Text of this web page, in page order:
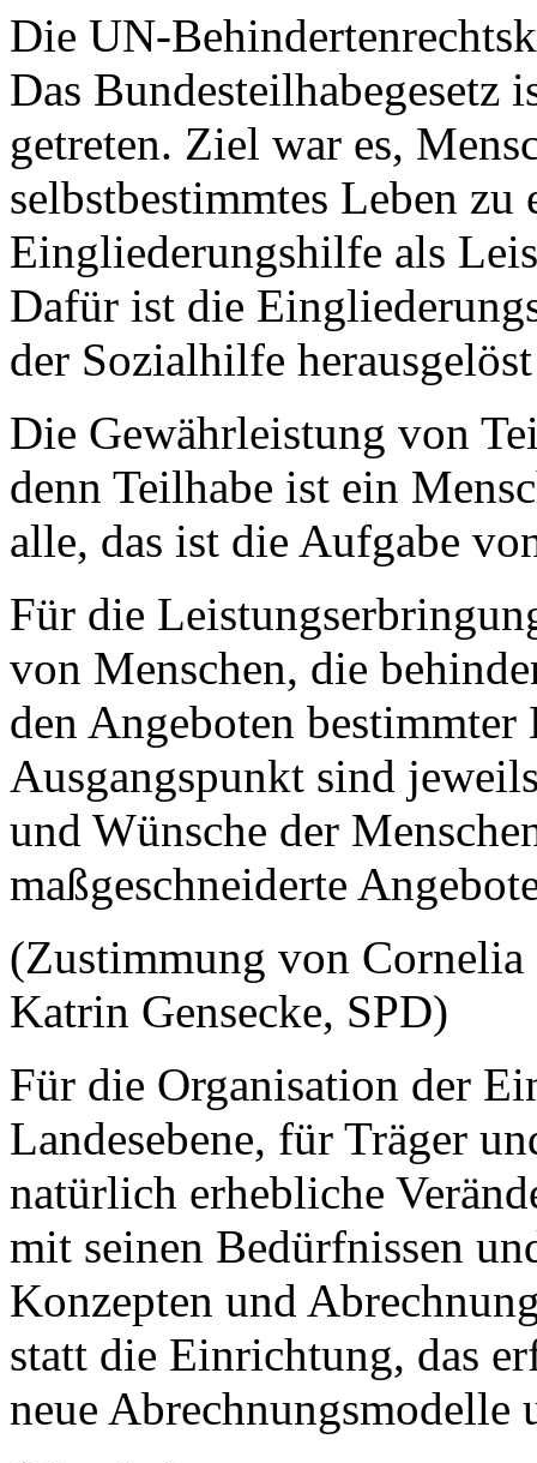
Die UN-
Das Bundesteilhabegesetz
getreten. Ziel war es,
selbstbestimmtes Leben
Eingliederungshilfe als
Dafür ist die
der Sozialhilfe
Die Gewährleistung von
denn Teilhabe ist ein
alle, das ist die Aufgabe
Für die
von Menschen, die
den Angeboten
Ausgangspunkt sind
und Wünsche der
maßgeschneiderte
(Zustimmung von
Katrin Gensecke, SPD)
Für die Organisation der
Landesebene, für Träger
natürlich erhebliche
mit seinen Bedürfnissen
Konzepten und
statt die Einrichtung, das
neue Abrechnungsmodelle